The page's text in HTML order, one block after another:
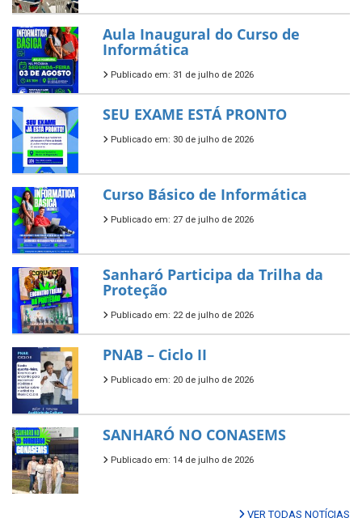
Aula Inaugural do Curso de
Informática
Publicado em: 31 de julho de 2026
SEU EXAME ESTÁ PRONTO
Publicado em: 30 de julho de 2026
Curso Básico de Informática
Publicado em: 27 de julho de 2026
Sanharó Participa da Trilha da
Proteção
Publicado em: 22 de julho de 2026
PNAB – Ciclo II
Publicado em: 20 de julho de 2026
SANHARÓ NO CONASEMS
Publicado em: 14 de julho de 2026
VER TODAS NOTÍCIAS